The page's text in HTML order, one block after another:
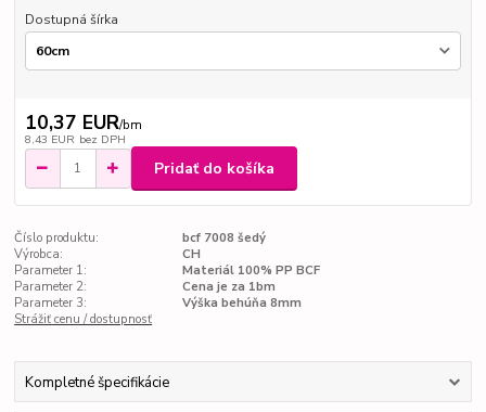
Dostupná šírka
10,37 EUR/bm
8,43 EUR bez DPH
Pridať do košíka
Číslo produktu:
bcf 7008 šedý
Výrobca:
CH
Parameter 1:
Materiál 100% PP BCF
Parameter 2:
Cena je za 1bm
Parameter 3:
Výška behúňa 8mm
Strážiť cenu / dostupnosť
Kompletné špecifikácie